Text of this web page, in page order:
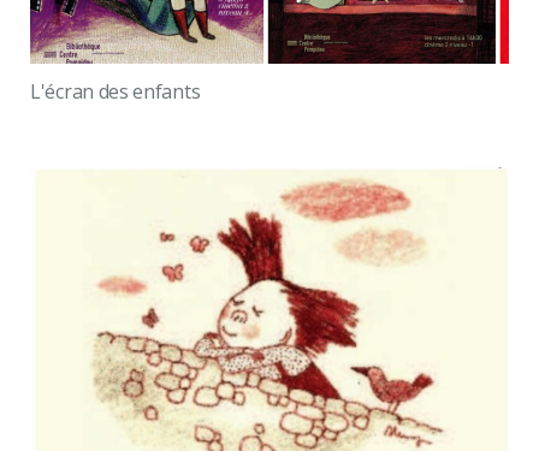
L'écran des enfants